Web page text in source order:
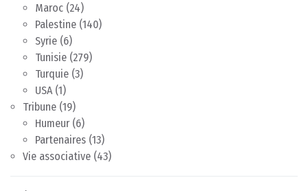
Maroc (24)
Palestine (140)
Syrie (6)
Tunisie (279)
Turquie (3)
USA(1)
Tribune (19)
Humeur (6)
Partenaires (13)
Vie associative (43)